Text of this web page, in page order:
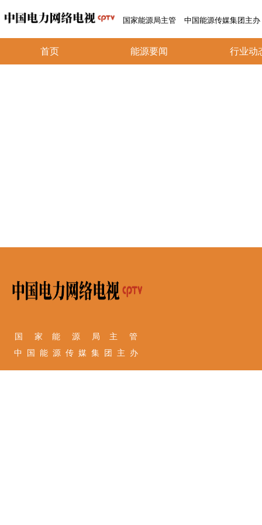
国家能源局主管 中国能源传媒集团主办
首页 能源要闻 行业动
国 家 能 源 局 主 管
中 国 能 源 传 媒 集 团 主 办